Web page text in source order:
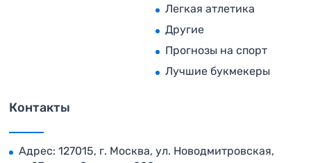
Легкая атлетика
Другие
Прогнозы на спорт
Лучшие букмекеры
Контакты
Адрес: 127015, г. Москва, ул. Новодмитровская,